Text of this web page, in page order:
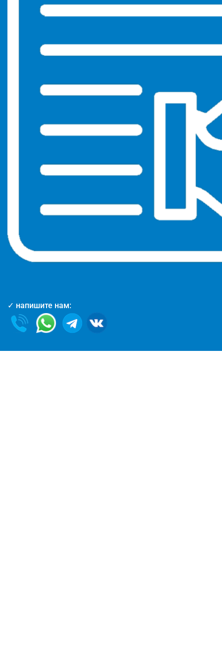
✓ напишите нам: